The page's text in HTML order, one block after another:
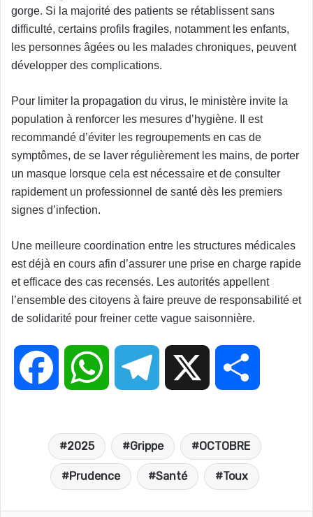
gorge. Si la majorité des patients se rétablissent sans
difficulté, certains profils fragiles, notamment les enfants,
les personnes âgées ou les malades chroniques, peuvent
développer des complications.
Pour limiter la propagation du virus, le ministère invite la
population à renforcer les mesures d’hygiène. Il est
recommandé d’éviter les regroupements en cas de
symptômes, de se laver régulièrement les mains, de porter
un masque lorsque cela est nécessaire et de consulter
rapidement un professionnel de santé dès les premiers
signes d’infection.
Une meilleure coordination entre les structures médicales
est déjà en cours afin d’assurer une prise en charge rapide
et efficace des cas recensés. Les autorités appellent
l’ensemble des citoyens à faire preuve de responsabilité et
de solidarité pour freiner cette vague saisonnière.
c a l
2025 Grippe OCTOBRE
Prudence Santé Toux